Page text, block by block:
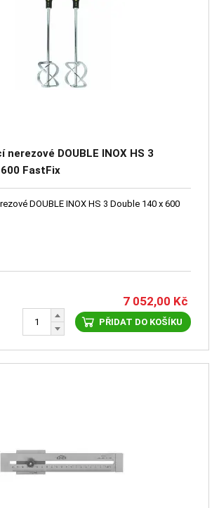
DOUBLE INOX HS 3
FastFix
DOUBLE INOX HS 3 Double 140 x 600
7 052,00 Kč
PŘIDAT DO KOŠÍKU